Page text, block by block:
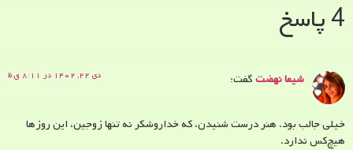
4 پاسخ
شیما نهضتگفت: دی ۲۲, ۱۴۰۲ در ۸:۱۱ ق.ظ
خیلی جالب بود. هنر درست شنیدن، که خداروشکر نه تنها زوجین، این روزها
هیچ‌کس ندارد.